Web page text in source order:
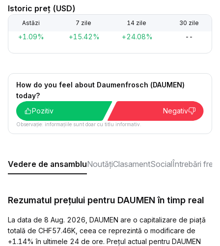
Istoric preț (USD)
Astăzi 7 zile 14 zile 30 zile
+1.09% +15.42% +24.08% --
How do you feel about Daumenfrosch (DAUMEN)
today?
Pozitiv
Negativ
Observație: informațiile sunt doar cu titlu informativ.
Vedere de ansambluNoutățiClasamentSocialÎntrebări
Rezumatul prețului pentru DAUMEN în timp real
La data de 8 Aug. 2026, DAUMEN are o capitalizare de piață
totală de CHF57.46K, ceea ce reprezintă o modificare de
+1.14% în ultimele 24 de ore. Prețul actual pentru DAUMEN